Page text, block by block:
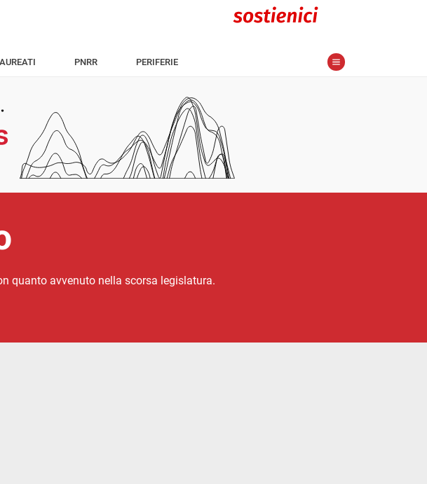
PNRR PERIFERIE
quanto avvenuto nella scorsa legislatura.